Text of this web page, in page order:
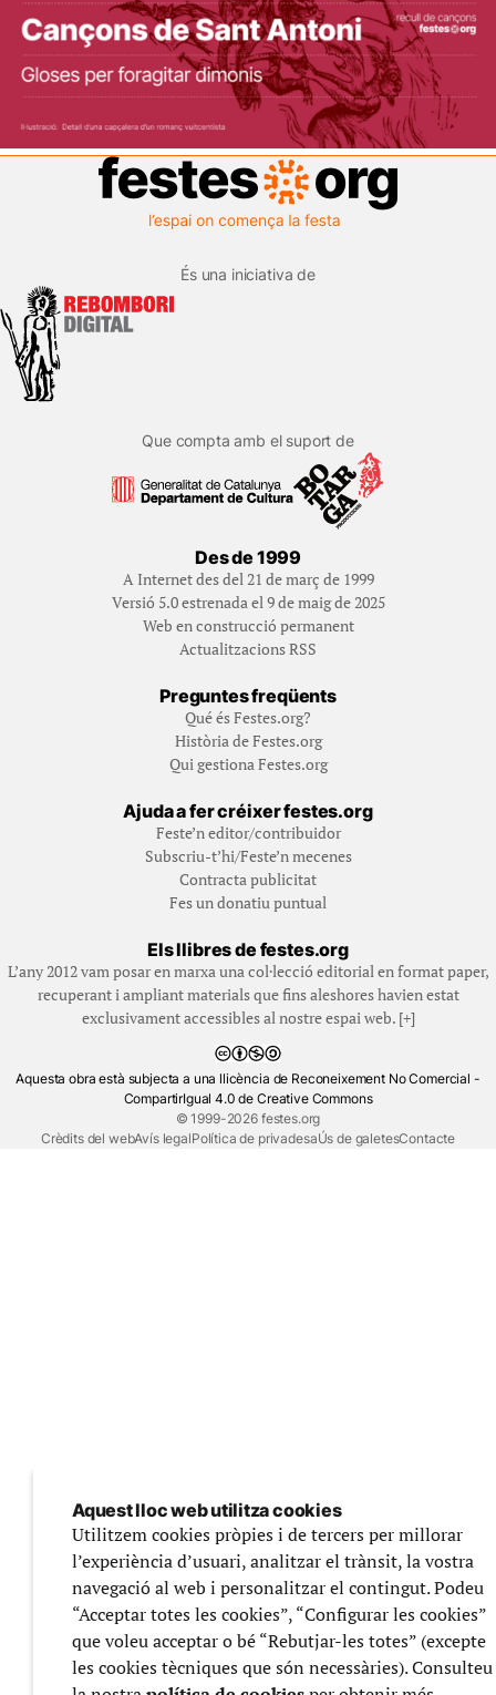
És una iniciativa de
Que compta amb el suport de
Des de 1999
A Internet des del 21 de març de 1999
Versió 5.0 estrenada el 9 de maig de 2025
Web en construcció permanent
Actualitzacions RSS
Preguntes freqüents
Qué és Festes.org?
Història de Festes.org
Qui gestiona Festes.org
Ajuda a fer créixer festes.org
Feste’n editor/contribuidor
Subscriu-t’hi/Feste’n mecenes
Contracta publicitat
Fes un donatiu puntual
Els llibres de festes.org
L’any 2012 vam posar en marxa una col·lecció editorial en format paper,
recuperant i ampliant materials que fins aleshores havien estat
exclusivament accessibles al nostre espai web. [+]
Aquesta obra està subjecta a una llicència de Reconeixement No Comercial -
CompartirIgual 4.0 de Creative Commons
© 1999-2026 festes.org
Crèdits del webAvís legalPolítica de privadesaÚs de galetesContacte
Aquest lloc web utilitza cookies
Utilitzem cookies pròpies i de tercers per millorar
l’experiència d’usuari, analitzar el trànsit, la vostra
navegació al web i personalitzar el contingut. Podeu
“Acceptar totes les cookies”, “Configurar les cookies”
que voleu acceptar o bé “Rebutjar-les totes” (excepte
les cookies tècniques que són necessàries). Consulteu